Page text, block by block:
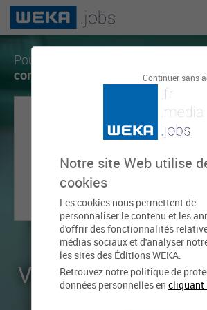
Continuer sans
Notre site Web utilise
cookies
Les cookies nous permettent de
personnaliser le contenu et les
d'offrir des fonctionnalités
médias sociaux et d'analyser
les sites des Éditions WEKA.
Retrouvez notre politique de
données personnelles en cliquant
Pour créer une alerte, vous devez
compte sur weka.jobs
RECEVEZ
NOUVELLES
qui correspondent à votre
VOUS N'AVEZ
DE